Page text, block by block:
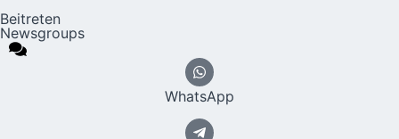
Beitreten
Newsgroups
WhatsApp